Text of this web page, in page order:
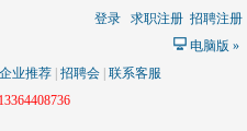
登录 求职注册 招聘注册
电脑版 »
企业推荐 招聘会 联系客服